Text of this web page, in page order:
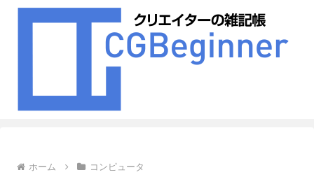
ホーム コンピュータ